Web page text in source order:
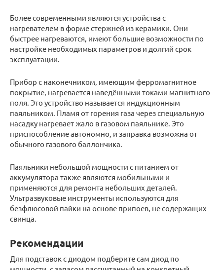
Более современными являются устройства с
нагревателем в форме стержней из керамики. Они
быстрее нагреваются, имеют большие возможности по
настройке необходимых параметров и долгий срок
эксплуатации.
Прибор с наконечником, имеющим ферромагнитное
покрытие, нагревается наведёнными токами магнитного
поля. Это устройство называется индукционным
паяльником. Пламя от горения газа через специальную
насадку нагревает жало в газовом паяльнике. Это
приспособление автономно, и заправка возможна от
обычного газового баллончика.
Паяльники небольшой мощности с питанием от
аккумулятора также являются мобильными и
применяются для ремонта небольших деталей.
Ультразвуковые инструменты используются для
безфлюсовой пайки на основе припоев, не содержащих
свинца.
Рекомендации
Для подставок с диодом подберите сам диод по